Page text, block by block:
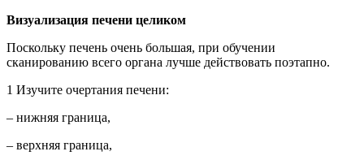
Визуализация печени целиком
Поскольку печень очень большая, при обучении
сканированию всего органа лучше действовать поэтапно.
1 Изучите очертания печени:
– нижняя граница,
– верхняя граница,